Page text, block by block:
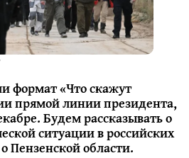
формат «Что скажут
прямой линии президента,
Будем рассказывать о
ситуации в российских
Пензенской области.